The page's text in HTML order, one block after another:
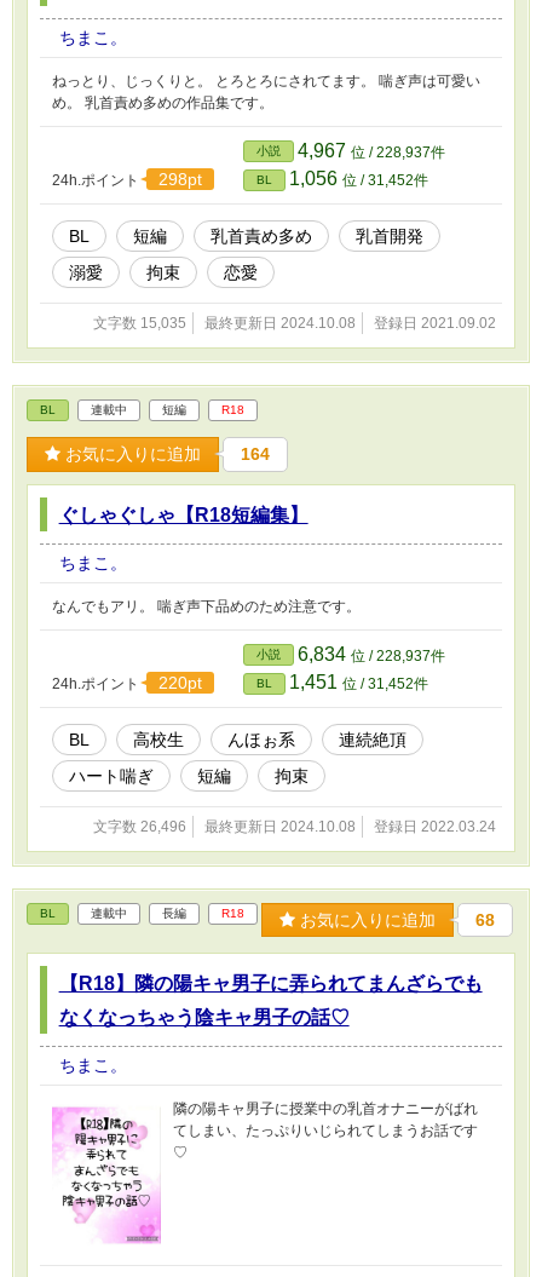
ちまこ。
ねっとり、じっくりと。 とろとろにされてます。 喘ぎ声は可愛い
め。 乳首責め多めの作品集です。
24h.ポイント 298pt
小説 4,967 位 / 228,937件
BL 1,056 位 / 31,452件
BL 短編 乳首責め多め
乳首開発
溺愛
拘束 恋愛
文字数 15,035 最終更新日 2024.10.08 登録日 2021.09.02
BL 連載中 短編 R18
お気に入りに追加 164
ぐしゃぐしゃ【R18短編集】
ちまこ。
なんでもアリ。 喘ぎ声下品めのため注意です。
24h.ポイント 220pt
小説 6,834 位 / 228,937件
BL 1,451 位 / 31,452件
BL 高校生 んほぉ系
連続絶頂
ハート喘ぎ
短編 拘束
文字数 26,496 最終更新日 2024.10.08 登録日 2022.03.24
BL 連載中 長編 R18 お気に入りに追加 68
【R18】隣の陽キャ男子に弄られてまんざらでも
なくなっちゃう陰キャ男子の話♡
ちまこ。
隣の陽キャ男子に授業中の乳首オナニーがばれ
てしまい、たっぷりいじられてしまうお話です
♡